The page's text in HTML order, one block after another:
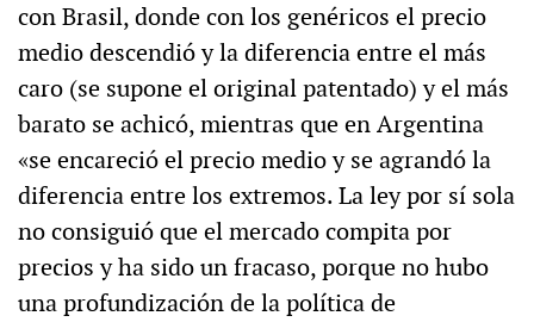
con Brasil, donde con los genéricos el precio
medio descendió y la diferencia entre el más
caro (se supone el original patentado) y el más
barato se achicó, mientras que en Argentina
«se encareció el precio medio y se agrandó la
diferencia entre los extremos. La ley por sí sola
no consiguió que el mercado compita por
precios y ha sido un fracaso, porque no hubo
una profundización de la política de